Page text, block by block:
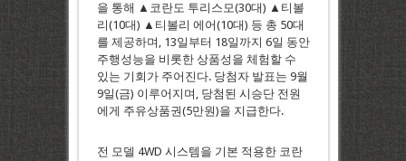
을 통해 ▲코란도 투리스모(30대) ▲티볼
리(10대) ▲티볼리 에어(10대) 등 총 50대
를 제공하며, 13일부터 18일까지 6일 동안
주행성능을 비롯한 상품성을 체험할 수
있는 기회가 주어진다. 당첨자 발표는 9월
9일(금) 이루어지며, 당첨된 시승단 전원
에게 주유상품권(5만원)을 지급한다.
전 모델 4WD 시스템을 기본 적용한 코란